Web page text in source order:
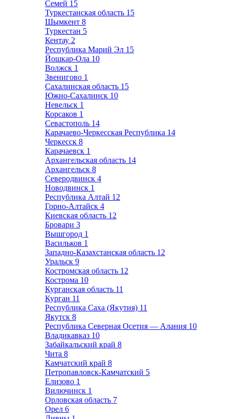
Семей 15
Туркестанская область 15
Шымкент 8
Туркестан 5
Кентау 2
Республика Марий Эл 15
Йошкар-Ола 10
Волжск 1
Звенигово 1
Сахалинская область 15
Южно-Сахалинск 10
Невельск 1
Корсаков 1
Севастополь 14
Карачаево-Черкесская Республика 14
Черкесск 8
Карачаевск 1
Архангельская область 14
Архангельск 8
Северодвинск 4
Новодвинск 1
Республика Алтай 12
Горно-Алтайск 4
Киевская область 12
Бровари 3
Вышгород 1
Васильков 1
Западно-Казахстанская область 12
Уральск 9
Костромская область 12
Кострома 10
Курганская область 11
Курган 11
Республика Саха (Якутия) 11
Якутск 8
Республика Северная Осетия — Алания 10
Владикавказ 10
Забайкальский край 8
Чита 8
Камчатский край 8
Петропавловск-Камчатский 5
Елизово 1
Вилючинск 1
Орловская область 7
Орел 6